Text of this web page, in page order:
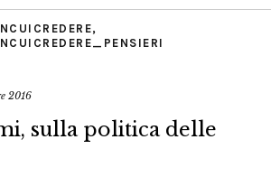
,
2016
sulla politica delle